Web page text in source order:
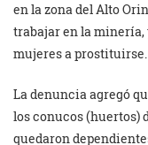
en la zona del Alto
trabajar en la minería,
mujeres a prostituirse.
La denuncia agregó
los conucos (huertos)
quedaron